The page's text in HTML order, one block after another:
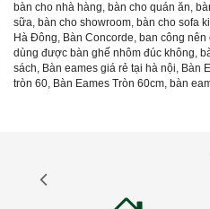
bàn cho nhà hàng, bàn cho quán ăn,
sữa, bàn cho showroom, bàn cho sofa
Hà Đông, Bàn Concorde, ban công
dùng được bàn ghế nhôm đúc không,
sách, Bàn eames giá rẻ tại hà nội, Bàn
tròn 60, Bàn Eames Tròn 60cm, bàn